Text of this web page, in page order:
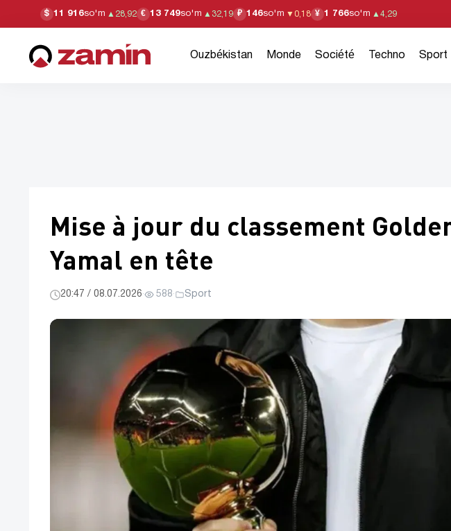
$ 11 916so'm ▲ 28,92 € 13 749so'm ▲ 32,19 ₽ 146so'm ▼ 0,18 ¥ 1 766so'm ▲ 4,29
Ouzbékistan Monde Société Techno Sport
Mise à jour du classement
Yamal en tête
20:47 / 08.07.2026· 588· Sport